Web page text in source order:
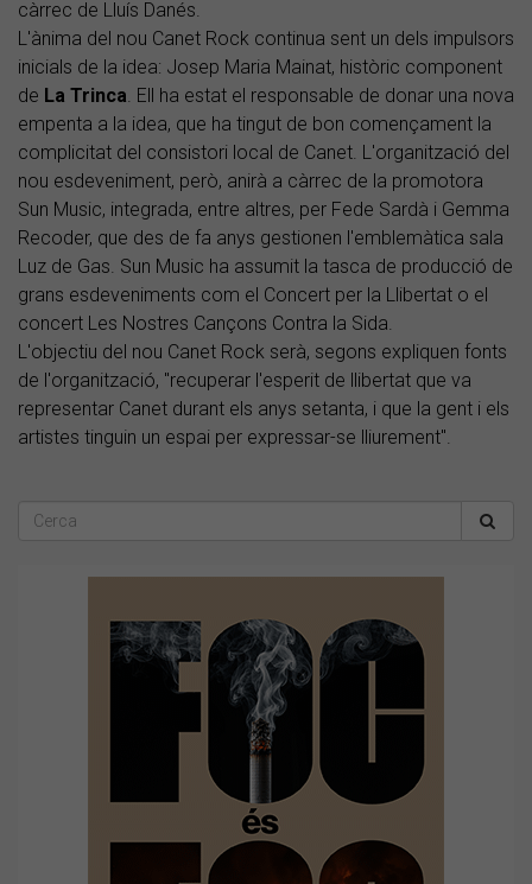
càrrec de Lluís Danés.
L'ànima del nou Canet Rock continua sent un dels impulsors
inicials de la idea: Josep Maria Mainat, històric component
de La Trinca . Ell ha estat el responsable de donar una nova
empenta a la idea, que ha tingut de bon començament la
complicitat del consistori local de Canet. L'organització del
nou esdeveniment, però, anirà a càrrec de la promotora
Sun Music, integrada, entre altres, per Fede Sardà i Gemma
Recoder, que des de fa anys gestionen l'emblemàtica sala
Luz de Gas. Sun Music ha assumit la tasca de producció de
grans esdeveniments com el Concert per la Llibertat o el
concert Les Nostres Cançons Contra la Sida.
L'objectiu del nou Canet Rock serà, segons expliquen fonts
de l'organització, "recuperar l'esperit de llibertat que va
representar Canet durant els anys setanta, i que la gent i els
artistes tinguin un espai per expressar-se lliurement".